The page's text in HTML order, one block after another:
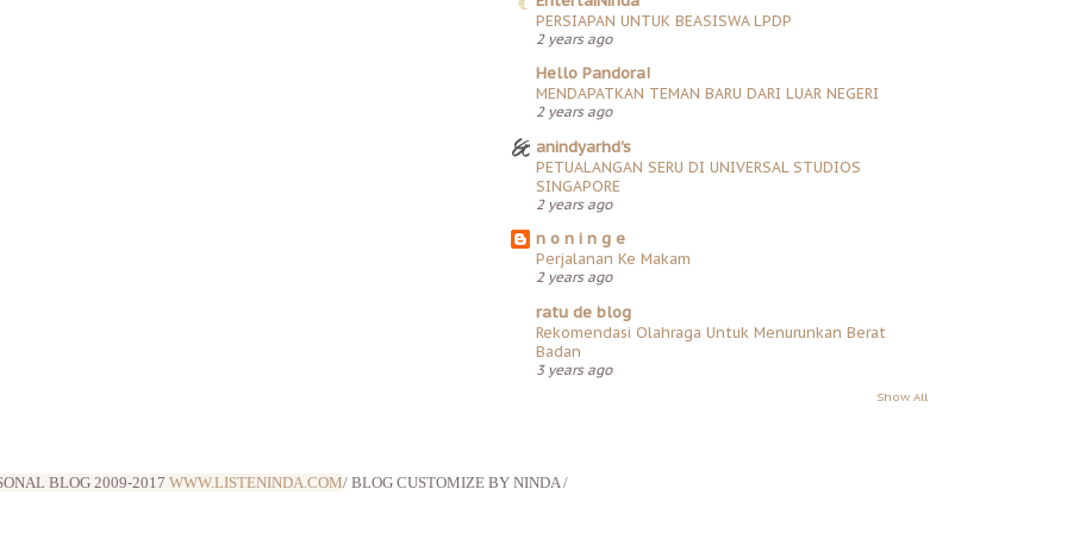
PERSIAPAN UNTUK BEASISWA LPDP
2 years ago
Hello Pandora!
MENDAPATKAN TEMAN BARU DARI LUAR NEGERI
2 years ago
anindyarhd's
PETUALANGAN SERU DI UNIVERSAL STUDIOS
SINGAPORE
2 years ago
n o n i n g e
Perjalanan Ke Makam
2 years ago
ratu de blog
Rekomendasi Olahraga Untuk Menurunkan Berat
Badan
3 years ago
Show All
BLOG 2009-2017 WWW.LISTENINDA.COM/ BLOG CUSTOMIZE BY NINDA /